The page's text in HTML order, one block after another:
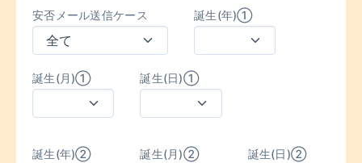
安否メール送信ケース 誕生(年)①
誕生(月)① 誕生(日)①
誕生(年)② 誕生(月)② 誕生(日)②